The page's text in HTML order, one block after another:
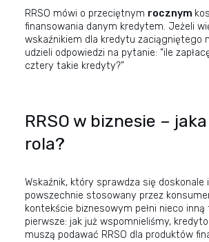
RRSO mówi o przeciętnym rocznym
finansowania danym kredytem. Jeżeli
wskaźnikiem dla kredytu zaciągniętego
udzieli odpowiedzi na pytanie: “ile
cztery takie kredyty?”
RRSO w biznesie –
rola?
Wskaźnik, który sprawdza się doskonale
powszechnie stosowany przez
kontekście biznesowym pełni nieco inną
pierwsze: jak już wspomnieliśmy,
muszą podawać RRSO dla produktów